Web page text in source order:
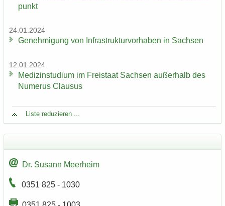
punkt
24.01.2024
Ge­neh­mi­gung von In­fra­struk­tur­vor­ha­ben in Sach­sen
12.01.2024
Me­di­zin­stu­di­um im Frei­staat Sach­sen au­ßer­halb des
Nu­me­rus Clau­sus
Liste re­du­zie­ren ...
Dr. Su­sann Meer­heim
0351 825 - 1030